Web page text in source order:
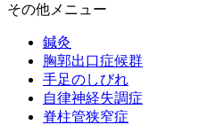
その他メニュー
鍼灸
胸郭出口症候群
手足のしびれ
自律神経失調症
脊柱管狭窄症